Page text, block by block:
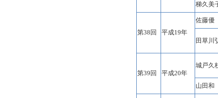
梯久美
第38回 平成19年
佐藤優
田草川
第39回 平成20年
城戸久
山田和